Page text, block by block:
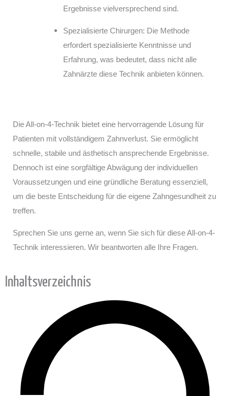
Inhaltsverzeichnis
Ergebnisse vielversprechend sind.
Spezialisierte Chirurgen: Die Methode
erfordert spezialisierte Kenntnisse und
Erfahrung, was bedeutet, dass nicht alle
Zahnärzte diese Technik anbieten können.
Die All-on-4-Technik bietet eine hervorragende Lösung für
Patienten mit vollständigem Zahnverlust. Sie ermöglicht
schnelle, stabile und ästhetisch ansprechende Ergebnisse.
Dennoch ist eine sorgfältige Abwägung der individuellen
Voraussetzungen und eine gründliche Beratung essenziell,
um die beste Entscheidung für die eigene Zahngesundheit zu
treffen.
Sprechen Sie uns gerne an, wenn Sie sich für diese All-on-4-
Technik interessieren. Wir beantworten alle Ihre Fragen.